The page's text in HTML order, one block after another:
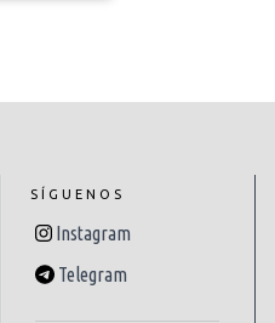
SÍGUENOS
Instagram
Telegram